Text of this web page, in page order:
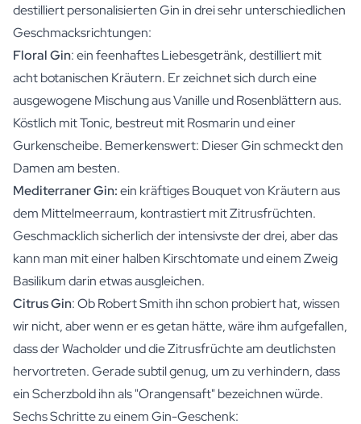
destilliert personalisierten Gin in drei sehr unterschiedlichen
Geschmacksrichtungen:
Floral Gin: ein feenhaftes Liebesgetränk, destilliert mit
acht botanischen Kräutern. Er zeichnet sich durch eine
ausgewogene Mischung aus Vanille und Rosenblättern aus.
Köstlich mit Tonic, bestreut mit Rosmarin und einer
Gurkenscheibe. Bemerkenswert: Dieser Gin schmeckt den
Damen am besten.
Mediterraner Gin:ein kräftiges Bouquet von Kräutern aus
dem Mittelmeerraum, kontrastiert mit Zitrusfrüchten.
Geschmacklich sicherlich der intensivste der drei, aber das
kann man mit einer halben Kirschtomate und einem Zweig
Basilikum darin etwas ausgleichen.
Citrus Gin: Ob Robert Smith ihn schon probiert hat, wissen
wir nicht, aber wenn er es getan hätte, wäre ihm aufgefallen,
dass der Wacholder und die Zitrusfrüchte am deutlichsten
hervortreten. Gerade subtil genug, um zu verhindern, dass
ein Scherzbold ihn als "Orangensaft" bezeichnen würde.
Sechs Schritte zu einem Gin-Geschenk: